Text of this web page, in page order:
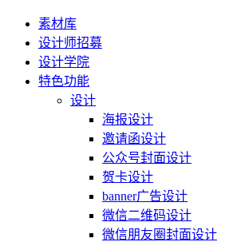
素材库
设计师招募
设计学院
特色功能
设计
海报设计
邀请函设计
公众号封面设计
贺卡设计
banner广告设计
微信二维码设计
微信朋友圈封面设计